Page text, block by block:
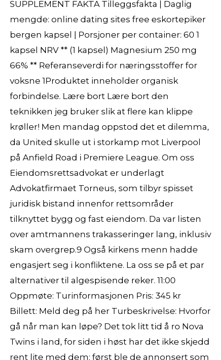
SUPPLEMENT FAKTA Tilleggsfakta | Daglig
mengde: online dating sites free eskortepiker
bergen kapsel | Porsjoner per container: 60 1
kapsel NRV ** (1 kapsel) Magnesium 250 mg
66% ** Referanseverdi for næringsstoffer for
voksne 1Produktet inneholder organisk
forbindelse. Lære bort Lære bort den
teknikken jeg bruker slik at flere kan klippe
krøller! Men mandag oppstod det et dilemma,
da United skulle ut i storkamp mot Liverpool
på Anfield Road i Premiere League. Om oss
Eiendomsrettsadvokat er underlagt
Advokatfirmaet Torneus, som tilbyr spisset
juridisk bistand innenfor rettsområder
tilknyttet bygg og fast eiendom. Da var listen
over amtmannens trakasseringer lang, inklusiv
skam overgrep.9 Også kirkens menn hadde
engasjert seg i konfliktene. La oss se på et par
alternativer til algespisende reker. 11:00
Oppmøte: Turinformasjonen Pris: 345 kr
Billett: Meld deg på her Turbeskrivelse: Hvorfor
gå når man kan løpe? Det tok litt tid å ro Nova
Twins i land, for siden i høst har det ikke skjedd
rent lite med dem: først ble de annonsert som